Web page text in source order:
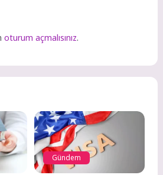
oturum açmalısınız.
Gündem